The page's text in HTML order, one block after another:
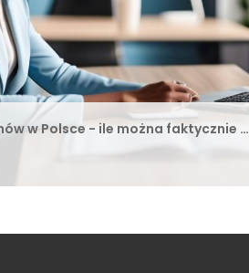
w Polsce - ile można faktycznie …